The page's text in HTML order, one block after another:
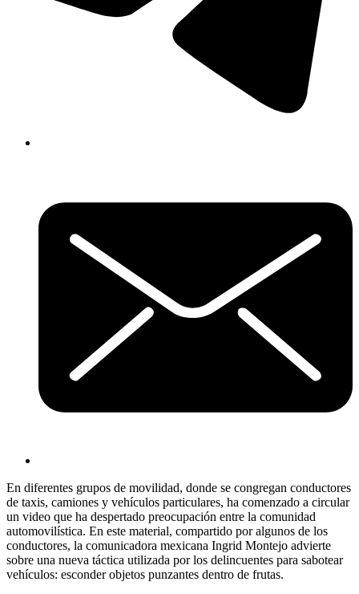
En diferentes grupos de movilidad, donde se congregan conductores
de taxis, camiones y vehículos particulares, ha comenzado a circular
un video que ha despertado preocupación entre la comunidad
automovilística. En este material, compartido por algunos de los
conductores, la comunicadora mexicana Ingrid Montejo advierte
sobre una nueva táctica utilizada por los delincuentes para sabotear
vehículos: esconder objetos punzantes dentro de frutas.